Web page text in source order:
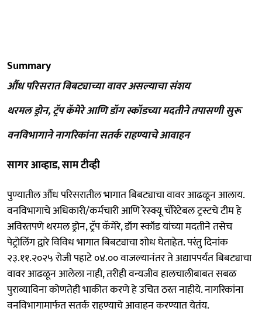
Summary
औंध परिसरात बिबट्याच्या वावर असल्याचा संशय
थरमल ड्रोन, ट्रॅप कॅमेरे आणि डॉग स्कॉडच्या मदतीने तपासणी सुरू
वनविभागाने नागरिकांना सतर्क राहण्याचे आवाहन
सागर आव्हाड, साम टीव्ही
पुण्यातील औंध परिसरातील भागात बिबट्याचा वावर आढळून आलाय.
वनविभागाचे अधिकारी/कर्मचारी आणि रेस्क्यू चॅरिटेबल ट्रस्टचे टीम हे
अविरतपणे थरमल ड्रोन, ट्रॅप कॅमेरे, डॉग स्कॉड यांच्या मदतीने तसेच
पेट्रोलिंग द्वारे विविध भागात बिबट्याचा शोध घेताहेत. परंतु दिनांक
२३.११.२०२५ रोजी पहाटे ०४.०० वाजल्यानंतर ते अद्यापपर्यंत बिबट्याचा
वावर आढळून आलेला नाही, तरीही वन्यजीव हालचालीबाबत सबळ
पुराव्याविना कोणतेही भाकीत करणे हे उचित ठरत नाहीये. नागरिकांना
वनविभागामार्फत सतर्क राहण्याचे आवाहन करण्यात येतंय.